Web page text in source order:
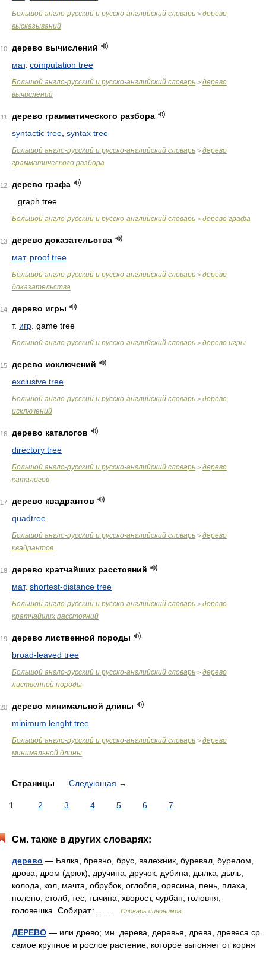
Большой англо-русский и русско-английский словарь > дерево
высказываний
10
дерево вычислений
мат. computation tree
Большой англо-русский и русско-английский словарь > дерево
вычислений
11
дерево грамматического разбора
syntactic tree syntax tree
Большой англо-русский и русско-английский словарь > дерево
грамматического разбора
12
дерево графа
graph tree
Большой англо-русский и русско-английский словарь > дерево графа
13
дерево доказательства
мат. proof tree
Большой англо-русский и русско-английский словарь > дерево
доказательства
14
дерево игры
т. игр . game tree
Большой англо-русский и русско-английский словарь > дерево игры
15
дерево исключений
exclusive tree
Большой англо-русский и русско-английский словарь > дерево
исключений
16
дерево каталогов
directory tree
Большой англо-русский и русско-английский словарь > дерево
каталогов
17
дерево квадрантов
quadtree
Большой англо-русский и русско-английский словарь > дерево
квадрантов
18
дерево кратчайших расстояний
мат. shortest-distance tree
Большой англо-русский и русско-английский словарь > дерево
кратчайших расстояний
19
дерево лиственной породы
broad-leaved tree
Большой англо-русский и русско-английский словарь > дерево
лиственной породы
20
дерево минимальной длины
minimum lenght tree
Большой англо-русский и русско-английский словарь > дерево
минимальной длины
Страницы Следующая →
1 2 3 4 5 6 7
См. также в других словарях:
дерево — Балка, бревно, брус, валежник, буревал, бурелом,
дрова, дром (дрюк), дручина, дручок, дубина, дылка, дыль,
колода, кол, мачта, обрубок, оглобля, орясина, пень, плаха,
полено, столб, тес, тычина, хворост, чурбан; головня,
головешка. Собират.:… …
Словарь синонимов
ДЕРЕВО — или древо; мн. дерева, деревья, древа, древеса ср.
самое крупное и рослое растение, которое выгоняет от корня